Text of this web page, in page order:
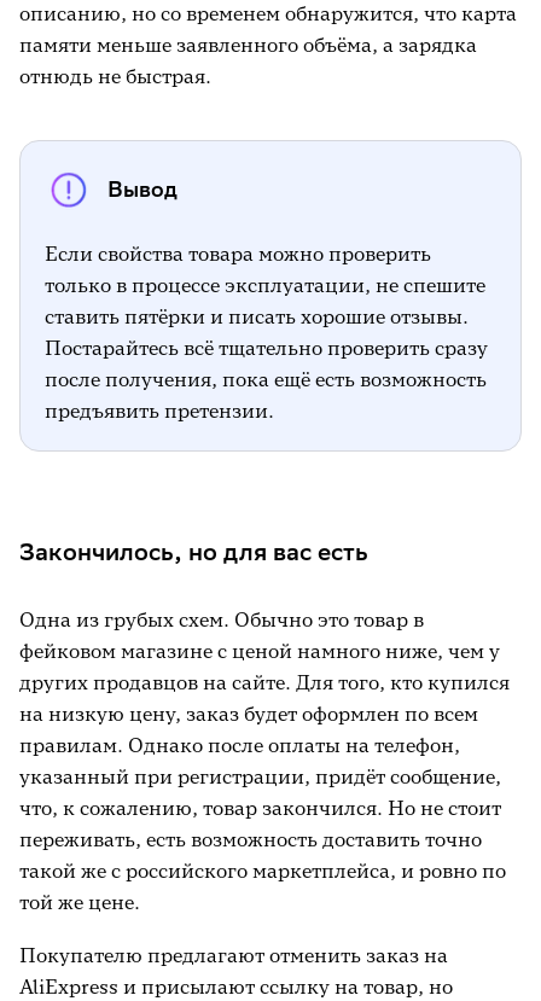
описанию, но со временем обнаружится, что карта
памяти меньше заявленного объёма, а зарядка
отнюдь не быстрая.
Вывод
Если свойства товара можно проверить
только в процессе эксплуатации, не спешите
ставить пятёрки и писать хорошие отзывы.
Постарайтесь всё тщательно проверить сразу
после получения, пока ещё есть возможность
предъявить претензии.
Закончилось, но для вас есть
Одна из грубых схем. Обычно это товар в
фейковом магазине с ценой намного ниже, чем у
других продавцов на сайте. Для того, кто купился
на низкую цену, заказ будет оформлен по всем
правилам. Однако после оплаты на телефон,
указанный при регистрации, придёт сообщение,
что, к сожалению, товар закончился. Но не стоит
переживать, есть возможность доставить точно
такой же с российского маркетплейса, и ровно по
той же цене.
Покупателю предлагают отменить заказ на
AliExpress и присылают ссылку на товар, но